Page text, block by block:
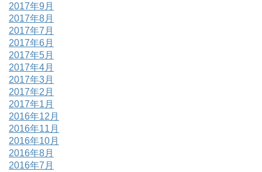
2017年9月
2017年8月
2017年7月
2017年6月
2017年5月
2017年4月
2017年3月
2017年2月
2017年1月
2016年12月
2016年11月
2016年10月
2016年8月
2016年7月